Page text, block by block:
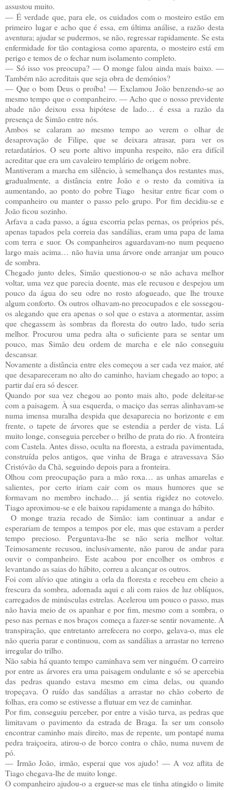
assustou muito.
— É verdade que, para ele, os cuidados com o mosteiro estão em
primeiro lugar e acho que é essa, em última análise, a razão desta
aventura; ajudar se pudermos, se não, regressar rapidamente. Se esta
enfermidade for tão contagiosa como aparenta, o mosteiro está em
perigo e temos de o fechar num isolamento completo.
— Só isso vos preocupa? — O monge falou ainda mais baixo. —
Também não acreditais que seja obra de demónios?
— Que o bom Deus o proíba! — Exclamou João benzendo-se ao
mesmo tempo que o companheiro. — Acho que o nosso previdente
abade não deixou essa hipótese de lado… é essa a razão da
presença de Simão entre nós.
Ambos se calaram ao mesmo tempo ao verem o olhar de
desaprovação de Filipe, que se deixara atrasar, para ver os
retardatários. O seu porte altivo impunha respeito, não era difícil
acreditar que era um cavaleiro templário de origem nobre.
Mantiveram a marcha em silêncio, à semelhança dos restantes mas,
gradualmente, a distância entre João e o resto da comitiva ia
aumentando, ao ponto do pobre Tiago hesitar entre ficar com o
companheiro ou manter o passo pelo grupo. Por fim decidiu-se e
João ficou sozinho.
Arfava a cada passo, a água escorria pelas pernas, os próprios pés,
apenas tapados pela correia das sandálias, eram uma papa de lama
com terra e suor. Os companheiros aguardavam-no num pequeno
largo mais acima… não havia uma árvore onde arranjar um pouco
de sombra.
Chegado junto deles, Simão questionou-o se não achava melhor
voltar, uma vez que parecia doente, mas ele recusou e despejou um
pouco da água do seu odre no rosto afogueado, que lhe trouxe
algum conforto. Os outros olhavam-no preocupados e ele sossegou-
os alegando que era apenas o sol que o estava a atormentar, assim
que chegassem às sombras da floresta do outro lado, tudo seria
melhor. Procurou uma pedra alta o suficiente para se sentar um
pouco, mas Simão deu ordem de marcha e ele não conseguiu
descansar.
Novamente a distância entre eles começou a ser cada vez maior, até
que desapareceram no alto do caminho, haviam chegado ao topo; a
partir daí era só descer.
Quando por sua vez chegou ao ponto mais alto, pode deleitar-se
com a paisagem. À sua esquerda, o maciço das serras alinhavam-se
numa imensa muralha despida que desaparecia no horizonte e em
frente, o tapete de árvores que se estendia a perder de vista. Lá
muito longe, conseguia perceber o brilho de prata do rio. A fronteira
com Castela. Antes disso, oculta na floresta, a estrada pavimentada,
construída pelos antigos, que vinha de Braga e atravessava São
Cristóvão da Chã, seguindo depois para a fronteira.
Olhou com preocupação para a mão roxa… as unhas amarelas e
salientes, por certo iriam cair com os maus humores que se
formavam no membro inchado… já sentia rigidez no cotovelo.
Tiago aproximou-se e ele baixou rapidamente a manga do hábito.
O monge trazia recado de Simão: iam continuar a andar e
esperariam de tempos a tempos por ele, mas que estavam a perder
tempo precioso. Perguntava-lhe se não seria melhor voltar.
Teimosamente recusou, inclusivamente, não parou de andar para
ouvir o companheiro. Este acabou por encolher os ombros e
levantando as saias do hábito, correu a alcançar os outros.
Foi com alívio que atingiu a orla da floresta e recebeu em cheio a
frescura da sombra, adornada aqui e ali com raios de luz oblíquos,
carregados de minúsculas estrelas. Acelerou um pouco o passo, mas
não havia meio de os apanhar e por fim, mesmo com a sombra, o
peso nas pernas e nos braços começa a fazer-se sentir novamente. A
transpiração, que entretanto arrefecera no corpo, gelava-o, mas ele
não queria parar e continuou, com as sandálias a arrastar no terreno
irregular do trilho.
Não sabia há quanto tempo caminhava sem ver ninguém. O carreiro
por entre as árvores era uma paisagem ondulante e só se apercebia
das pedras quando estava mesmo em cima delas, ou quando
tropeçava. O ruído das sandálias a arrastar no chão coberto de
folhas, era como se estivesse a flutuar em vez de caminhar.
Por fim, conseguiu perceber, por entre a visão turva, as pedras que
limitavam o pavimento da estrada de Braga. Ia ser um consolo
encontrar caminho mais direito, mas de repente, um pontapé numa
pedra traiçoeira, atirou-o de borco contra o chão, numa nuvem de
pó.
— Irmão João, irmão, esperai que vos ajudo! — A voz aflita de
Tiago chegava-lhe de muito longe.
O companheiro ajudou-o a erguer-se mas ele tinha atingido o limite